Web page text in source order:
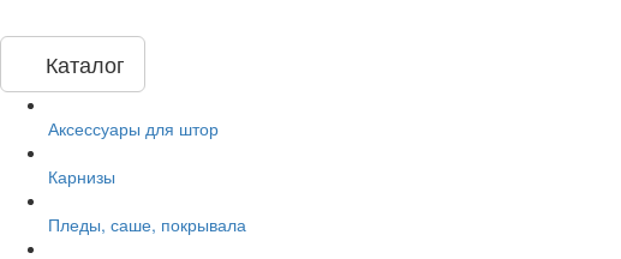
Каталог
Аксессуары для штор
Карнизы
Пледы, саше, покрывала